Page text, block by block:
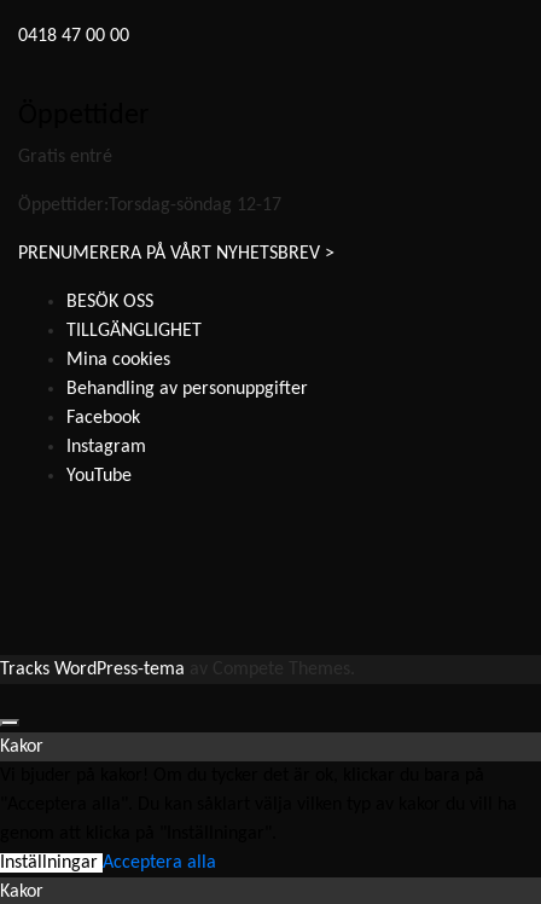
0418 47 00 00
Gratis entré
Öppettider:Torsdag-söndag 12-17
PRENUMERERA PÅ VÅRT NYHETSBREV >
BESÖK OSS
TILLGÄNGLIGHET
Mina cookies
Behandling av personuppgifter
Facebook
Instagram
YouTube
Tracks WordPress-tema
Kakor
Inställningar Acceptera alla
Kakor